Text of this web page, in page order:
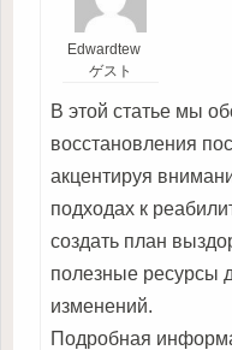
Edwardtew
ゲスト
В этой статье мы
восстановления
акцентируя
подходах к
создать план
полезные ресурсы
изменений.
Подробная